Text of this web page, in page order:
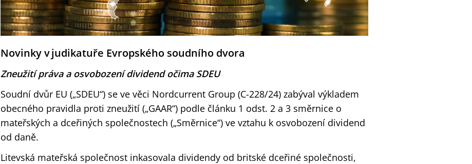
Novinky v judikatuře Evropského soudního dvora
Zneužití práva a osvobození dividend očima SDEU
Soudní dvůr EU („SDEU“) se ve věci Nordcurrent Group (C-228/24) zabýval výkladem
obecného pravidla proti zneužití („GAAR“) podle článku 1 odst. 2 a 3 směrnice o
mateřských a dceřiných společnostech („Směrnice“) ve vztahu k osvobození dividend
od daně.
Litevská mateřská společnost inkasovala dividendy od britské dceřiné společnosti,